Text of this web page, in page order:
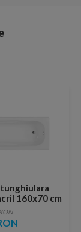
160x70 cm